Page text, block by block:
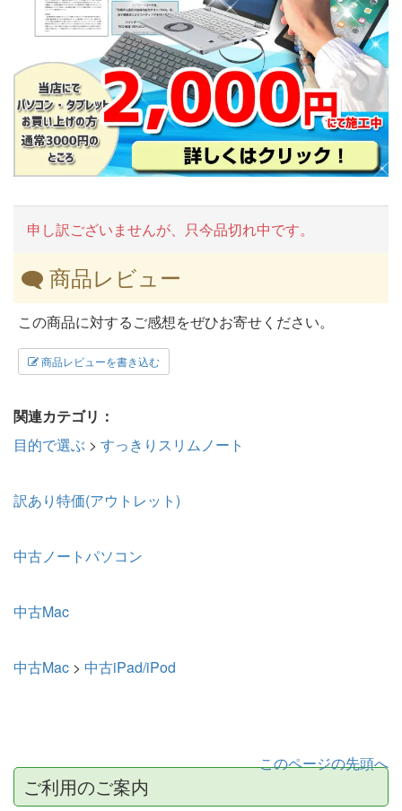
申し訳ございませんが、只今品切れ中です。
商品レビュー
この商品に対するご感想をぜひお寄せください。
商品レビューを書き込む
関連カテゴリ：
目的で選ぶ > すっきりスリムノート
訳あり特価(アウトレット)
中古ノートパソコン
中古Mac
中古Mac > 中古iPad/iPod
このページの先頭へ
ご利用のご案内